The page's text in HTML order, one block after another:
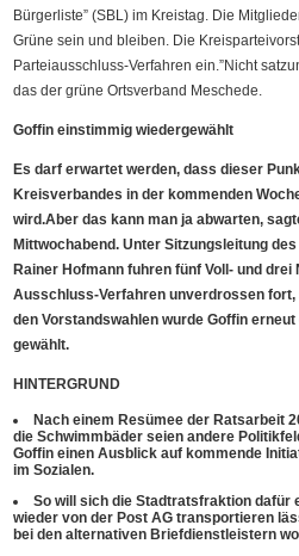
Bürgerliste” (SBL) im Kreistag. Die
Grüne sein und bleiben. Die
Parteiausschluss-Verfahren ein.”Nicht
das der grüne Ortsverband Meschede.
Goffin einstimmig wiedergewählt
Es darf erwartet werden, dass dieser
Kreisverbandes in der kommenden
wird.Aber das kann man ja abwarten,
Mittwochabend. Unter Sitzungsleitung
Rainer Hofmann fuhren fünf Voll- und
Ausschluss-Verfahren unverdrossen
den Vorstandswahlen wurde Goffin
gewählt.
HINTERGRUND
Nach einem Resümee der Ratsarbeit
die Schwimmbäder seien andere
Goffin einen Ausblick auf kommende
im Sozialen.
So will sich die Stadtratsfraktion dafür
wieder von der Post AG transportieren
bei den alternativen Briefdienstleistern